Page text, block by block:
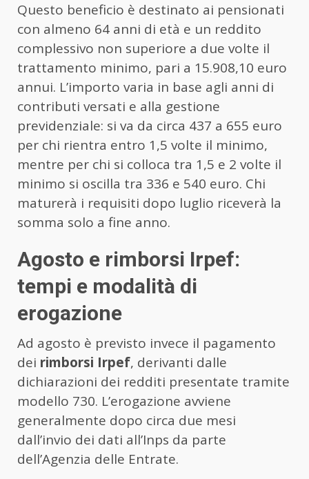
Questo beneficio è destinato ai pensionati
con almeno 64 anni di età e un reddito
complessivo non superiore a due volte il
trattamento minimo, pari a 15.908,10 euro
annui. L’importo varia in base agli anni di
contributi versati e alla gestione
previdenziale: si va da circa 437 a 655 euro
per chi rientra entro 1,5 volte il minimo,
mentre per chi si colloca tra 1,5 e 2 volte il
minimo si oscilla tra 336 e 540 euro. Chi
maturerà i requisiti dopo luglio riceverà la
somma solo a fine anno.
Agosto e rimborsi Irpef:
tempi e modalità di
erogazione
Ad agosto è previsto invece il pagamento
dei rimborsi Irpef, derivanti dalle
dichiarazioni dei redditi presentate tramite
modello 730. L’erogazione avviene
generalmente dopo circa due mesi
dall’invio dei dati all’Inps da parte
dell’Agenzia delle Entrate.